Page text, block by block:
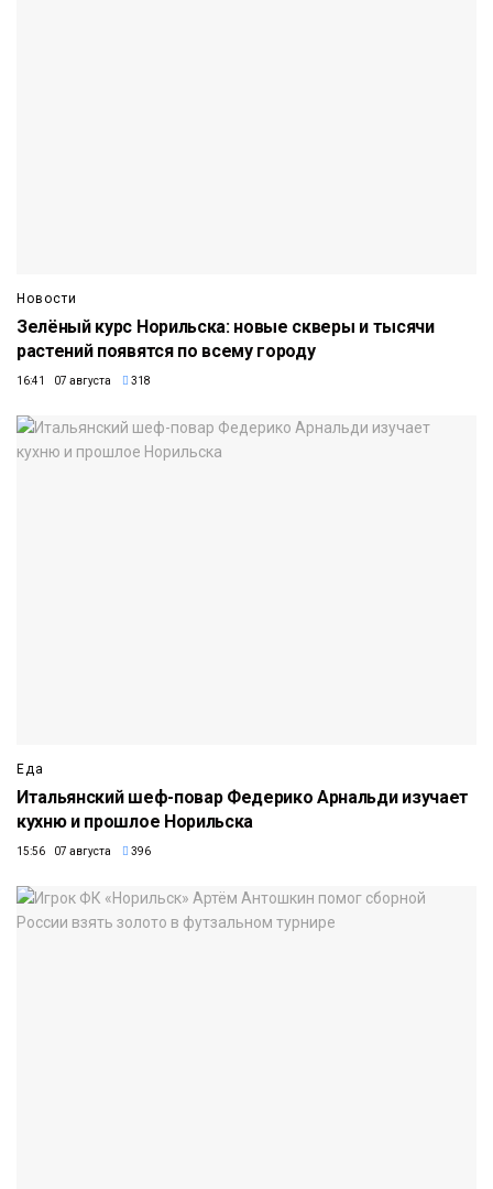
Новости
Зелёный курс Норильска: новые скверы и тысячи
растений появятся по всему городу
16:41 07 августа 318
Еда
Итальянский шеф-повар Федерико Арнальди изучает
кухню и прошлое Норильска
15:56 07 августа 396